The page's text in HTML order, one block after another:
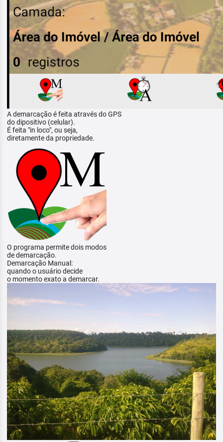
A demarcação é feita através do GPS
do dipositivo (celular).
É feita "in loco", ou seja,
diretamente da propriedade.
O programa permite dois modos
de demarcação.
Demarcação Manual:
quando o usuário decide
o momento exato a demarcar.